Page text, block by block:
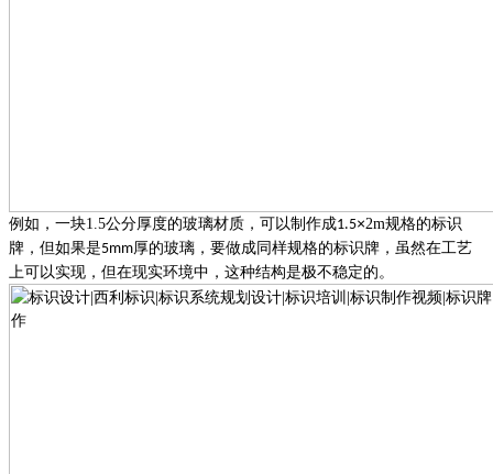
例如，一块1.5公分厚度的玻璃材质，可以制作成1.5×2m规格的标识
牌，但如果是5mm厚的玻璃，要做成同样规格的标识牌，虽然在工艺
上可以实现，但在现实环境中，这种结构是极不稳定的。